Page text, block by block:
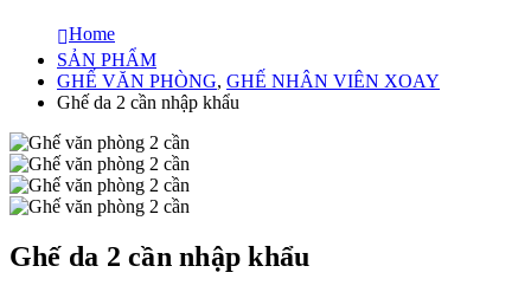
Home
SẢN PHẨM
GHẾ VĂN PHÒNG, GHẾ NHÂN VIÊN XOAY
Ghế da 2 cần nhập khẩu
Ghế da 2 cần nhập khẩu